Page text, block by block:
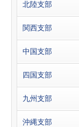
北陸支部
関西支部
中国支部
四国支部
九州支部
沖縄支部